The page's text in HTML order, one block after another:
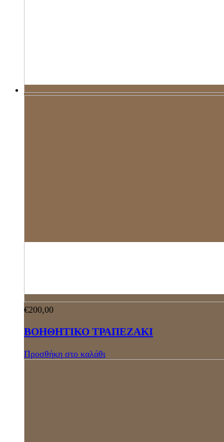
€200,00
ΒΟΗΘΗΤΙΚΟ ΤΡΑΠΕΖΑΚΙ
Προσθήκη στο καλάθι